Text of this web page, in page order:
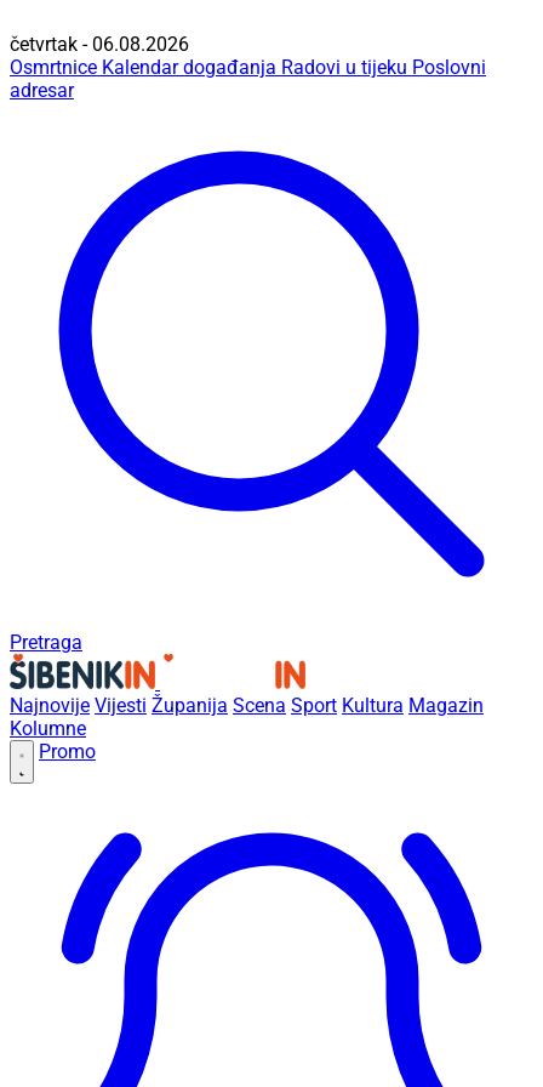
četvrtak - 06.08.2026
Osmrtnice Kalendar događanja Radovi u tijeku Poslovni
adresar
Pretraga
Najnovije Vijesti Županija Scena Sport Kultura Magazin
Kolumne
Promo